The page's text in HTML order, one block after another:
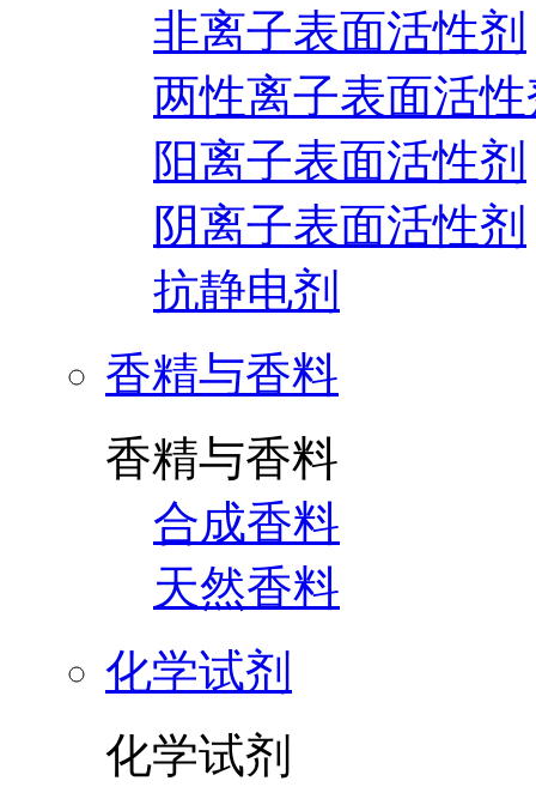
非离子表面活性剂
两性离子表面活
阳离子表面活性剂
阴离子表面活性剂
抗静电剂
香精与香料
香精与香料
合成香料
天然香料
化学试剂
化学试剂